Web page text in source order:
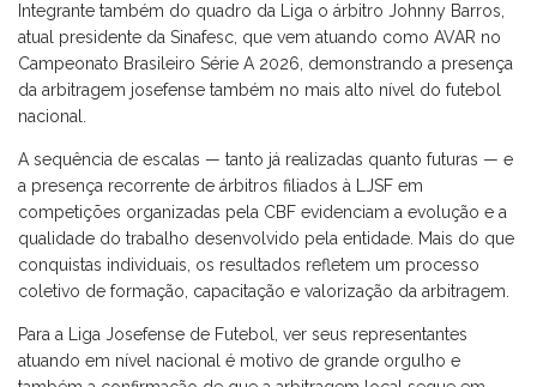
Integrante também do quadro da Liga o árbitro Johnny Barros,
atual presidente da Sinafesc, que vem atuando como AVAR no
Campeonato Brasileiro Série A 2026, demonstrando a presença
da arbitragem josefense também no mais alto nível do futebol
nacional.
A sequência de escalas — tanto já realizadas quanto futuras — e
a presença recorrente de árbitros filiados à LJSF em
competições organizadas pela CBF evidenciam a evolução e a
qualidade do trabalho desenvolvido pela entidade. Mais do que
conquistas individuais, os resultados refletem um processo
coletivo de formação, capacitação e valorização da arbitragem.
Para a Liga Josefense de Futebol, ver seus representantes
atuando em nível nacional é motivo de grande orgulho e